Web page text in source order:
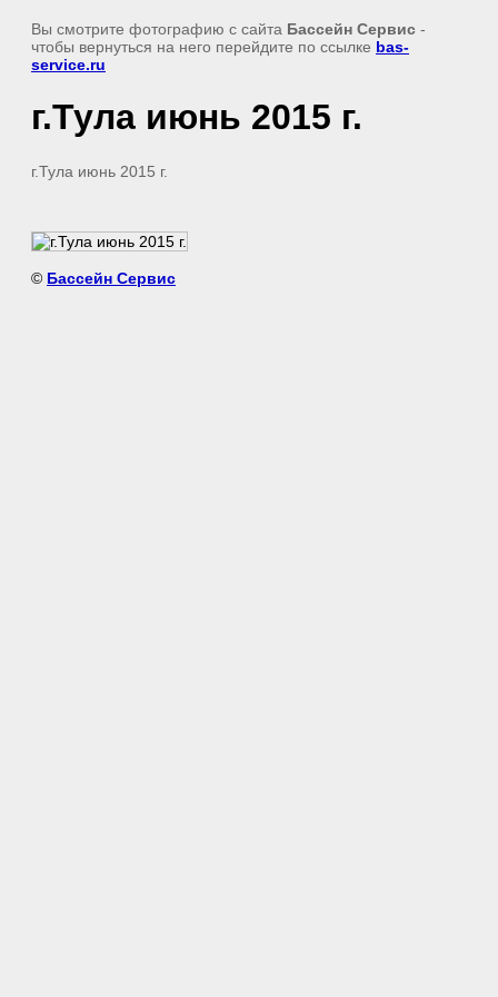
Вы смотрите фотографию с сайта Бассейн Сервис -
чтобы вернуться на него перейдите по ссылке bas-
service.ru
г.Тула июнь 2015 г.
г.Тула июнь 2015 г.
© Бассейн Сервис